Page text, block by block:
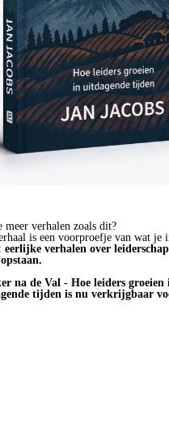
meer verhalen zoals dit?
is een voorproefje van wat je
eerlijke verhalen over
na de Val - Hoe leiders groeien
tijden is nu verkrijgbaar